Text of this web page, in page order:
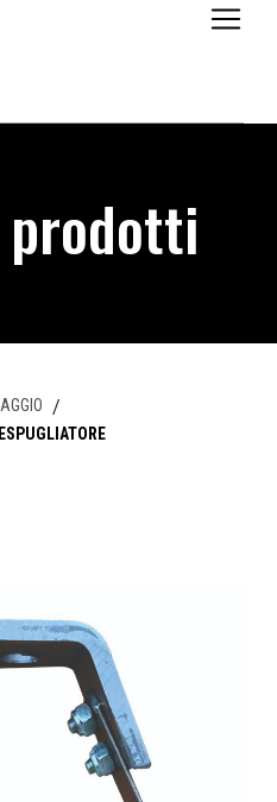
prodotti
/